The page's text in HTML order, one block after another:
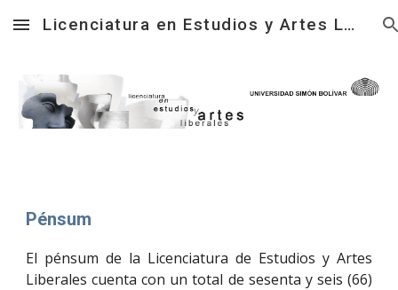
Skip to main content Skip to navigation
Licenciatura en Estudios y Artes Liberales
Pénsum
El pénsum de la Licenciatura de Estudios y Artes
Liberales cuenta con un total de sesenta y seis (66)